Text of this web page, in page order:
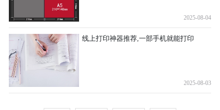
2025-08-04
线上打印神器推荐,一部手机就能打印
2025-08-03